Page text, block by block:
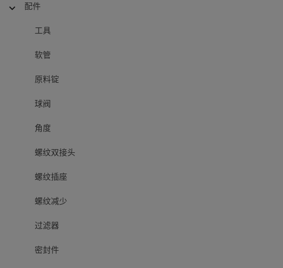
expand_more 配件
工具
软管
原料锭
球阀
角度
螺纹双接头
螺纹插座
螺纹减少
过滤器
密封件